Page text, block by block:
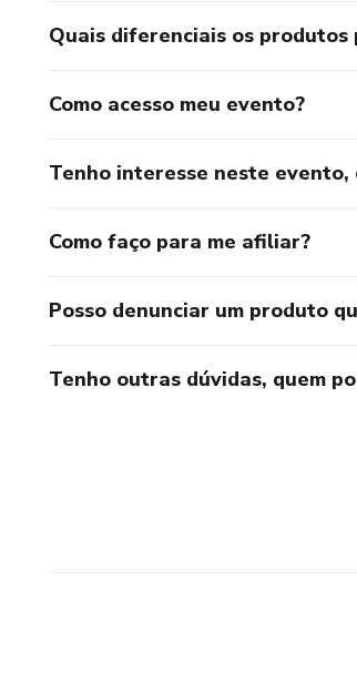
Quais diferenciais os produtos
Como acesso meu evento?
Tenho interesse neste evento,
Como faço para me afiliar?
Posso denunciar um produto
Tenho outras dúvidas, quem